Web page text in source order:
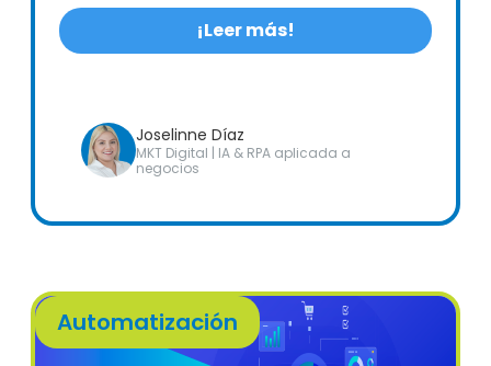
¡Leer más!
Joselinne Díaz
MKT Digital | IA & RPA aplicada a
negocios
Automatización